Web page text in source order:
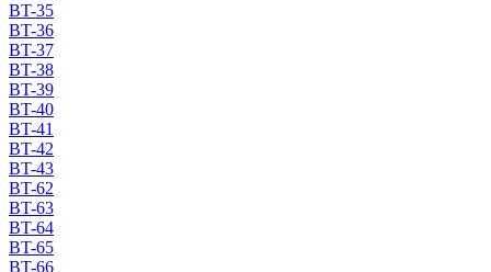
BT-35
BT-36
BT-37
BT-38
BT-39
BT-40
BT-41
BT-42
BT-43
BT-62
BT-63
BT-64
BT-65
BT-66